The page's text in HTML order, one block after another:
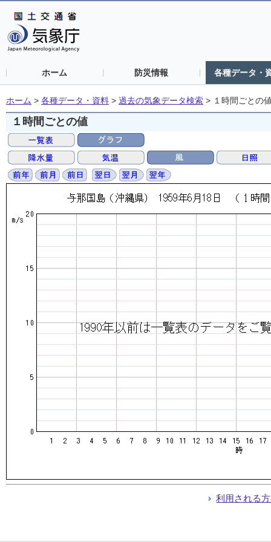
ホーム 防災情報 各種データ・
ホーム > 各種データ・資料 > 過去の気象データ検索 > １時間ごとの
１時間ごとの値
利用される